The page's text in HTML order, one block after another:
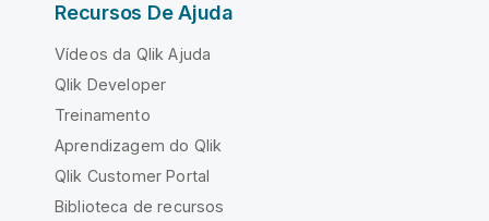
Recursos De Ajuda
Vídeos da Qlik Ajuda
Qlik Developer
Treinamento
Aprendizagem do Qlik
Qlik Customer Portal
Biblioteca de recursos